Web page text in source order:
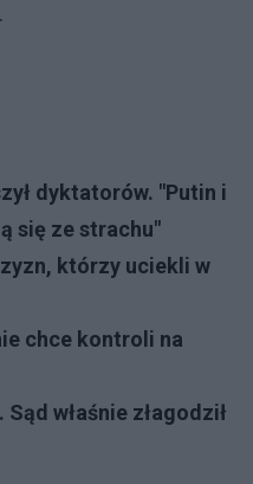
dyktatorów. "Putin i
się ze strachu"
którzy uciekli w
chce kontroli na
właśnie złagodził